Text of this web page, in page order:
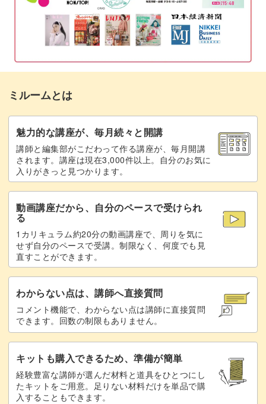
皆さんの受講をお待ちしております！
しずくパールとビーズを縫いつける
リングパーツを縫いつける
裏布をつける 27:53
金具をつける
完成♪
ミルームとは
魅力的な講座が、毎月続々と開講
講師と編集部がこだわって作る講座が、毎月開講
されます。講座は現在3,000件以上。自分のお気に
入りがきっと見つかります。
動画講座だから、自分のペースで受けられ
る
1カリキュラム約20分の動画講座で、周りを気に
せず自分のペースで受講。制限なく、何度でも見
直すことができます。
わからない点は、講師へ直接質問
コメント機能で、わからない点は講師に直接質問
できます。回数の制限もありません。
キットも購入できるため、準備が簡単
経験豊富な講師が選んだ材料と道具をひとつにし
たキットをご用意。足りない材料だけを単品で購
入することもできます。